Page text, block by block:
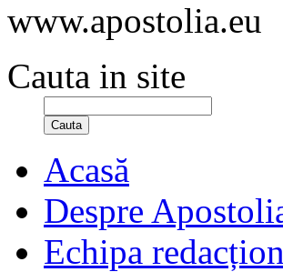
www.apostolia.eu
Cauta in site
Cauta
Acasă
Despre
Echipa